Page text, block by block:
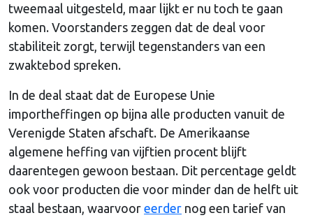
tweemaal uitgesteld, maar lijkt er nu toch te gaan
komen. Voorstanders zeggen dat de deal voor
stabiliteit zorgt, terwijl tegenstanders van een
zwaktebod spreken.
In de deal staat dat de Europese Unie
importheffingen op bijna alle producten vanuit de
Verenigde Staten afschaft. De Amerikaanse
algemene heffing van vijftien procent blijft
daarentegen gewoon bestaan. Dit percentage geldt
ook voor producten die voor minder dan de helft uit
staal bestaan, waarvoor eerder nog een tarief van